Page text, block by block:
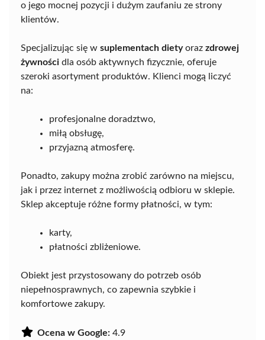
o jego mocnej pozycji i dużym zaufaniu ze strony
klientów.
Specjalizując się w suplementach dietyoraz zdrowej
żywności dla osób aktywnych fizycznie, oferuje
szeroki asortyment produktów. Klienci mogą liczyć
na:
profesjonalne doradztwo,
miłą obsługę,
przyjazną atmosferę.
Ponadto, zakupy można zrobić zarówno na miejscu,
jak i przez internet z możliwością odbioru w sklepie.
Sklep akceptuje różne formy płatności, w tym:
karty,
płatności zbliżeniowe.
Obiekt jest przystosowany do potrzeb osób
niepełnosprawnych, co zapewnia szybkie i
komfortowe zakupy.
Ocena w Google: 4.9